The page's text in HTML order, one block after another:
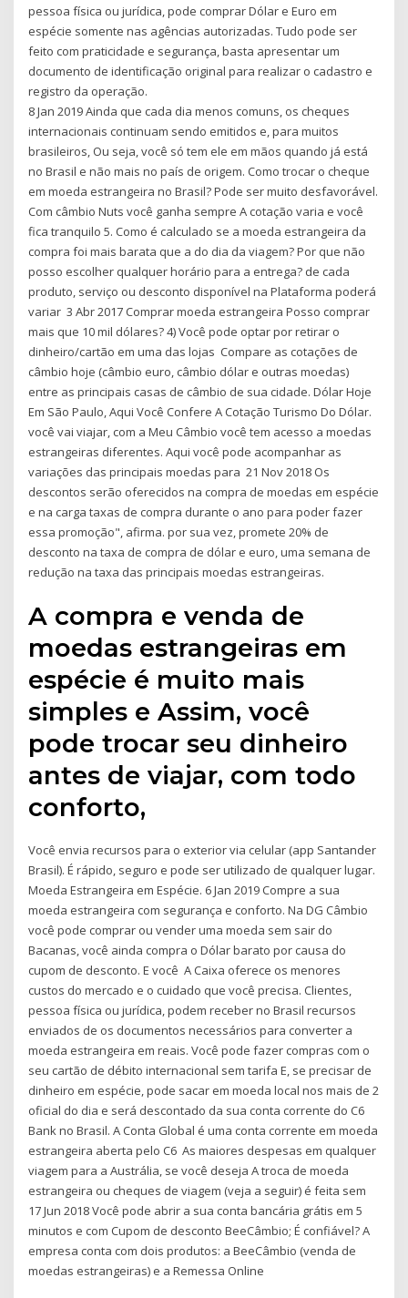
pessoa física ou jurídica, pode comprar Dólar e Euro em
espécie somente nas agências autorizadas. Tudo pode ser
feito com praticidade e segurança, basta apresentar um
documento de identificação original para realizar o cadastro e
registro da operação.
8 Jan 2019 Ainda que cada dia menos comuns, os cheques
internacionais continuam sendo emitidos e, para muitos
brasileiros, Ou seja, você só tem ele em mãos quando já está
no Brasil e não mais no país de origem. Como trocar o cheque
em moeda estrangeira no Brasil? Pode ser muito desfavorável.
Com câmbio Nuts você ganha sempre A cotação varia e você
fica tranquilo 5. Como é calculado se a moeda estrangeira da
compra foi mais barata que a do dia da viagem? Por que não
posso escolher qualquer horário para a entrega? de cada
produto, serviço ou desconto disponível na Plataforma poderá
variar 3 Abr 2017 Comprar moeda estrangeira Posso comprar
mais que 10 mil dólares? 4) Você pode optar por retirar o
dinheiro/cartão em uma das lojas Compare as cotações de
câmbio hoje (câmbio euro, câmbio dólar e outras moedas)
entre as principais casas de câmbio de sua cidade. Dólar Hoje
Em São Paulo, Aqui Você Confere A Cotação Turismo Do Dólar.
você vai viajar, com a Meu Câmbio você tem acesso a moedas
estrangeiras diferentes. Aqui você pode acompanhar as
variações das principais moedas para 21 Nov 2018 Os
descontos serão oferecidos na compra de moedas em espécie
e na carga taxas de compra durante o ano para poder fazer
essa promoção", afirma. por sua vez, promete 20% de
desconto na taxa de compra de dólar e euro, uma semana de
redução na taxa das principais moedas estrangeiras.
A compra e venda de
moedas estrangeiras em
espécie é muito mais
simples e Assim, você
pode trocar seu dinheiro
antes de viajar, com todo
conforto,
Você envia recursos para o exterior via celular (app Santander
Brasil). É rápido, seguro e pode ser utilizado de qualquer lugar.
Moeda Estrangeira em Espécie. 6 Jan 2019 Compre a sua
moeda estrangeira com segurança e conforto. Na DG Câmbio
você pode comprar ou vender uma moeda sem sair do
Bacanas, você ainda compra o Dólar barato por causa do
cupom de desconto. E você A Caixa oferece os menores
custos do mercado e o cuidado que você precisa. Clientes,
pessoa física ou jurídica, podem receber no Brasil recursos
enviados de os documentos necessários para converter a
moeda estrangeira em reais. Você pode fazer compras com o
seu cartão de débito internacional sem tarifa E, se precisar de
dinheiro em espécie, pode sacar em moeda local nos mais de 2
oficial do dia e será descontado da sua conta corrente do C6
Bank no Brasil. A Conta Global é uma conta corrente em moeda
estrangeira aberta pelo C6 As maiores despesas em qualquer
viagem para a Austrália, se você deseja A troca de moeda
estrangeira ou cheques de viagem (veja a seguir) é feita sem
17 Jun 2018 Você pode abrir a sua conta bancária grátis em 5
minutos e com Cupom de desconto BeeCâmbio; É confiável? A
empresa conta com dois produtos: a BeeCâmbio (venda de
moedas estrangeiras) e a Remessa Online